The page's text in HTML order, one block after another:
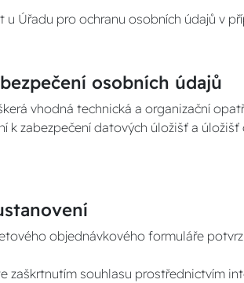
Úřadu pro ochranu osobních údajů v
osobních údajů
vhodná technická a organizační
k zabezpečení datových úložišť a
objednávkového formuláře
zaškrtnutím souhlasu prostřednictvím